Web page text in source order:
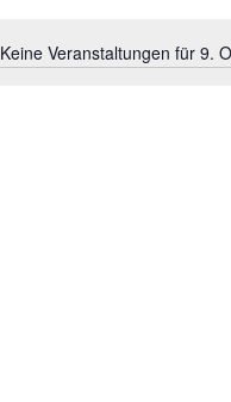
Keine Veranstaltungen für 9.